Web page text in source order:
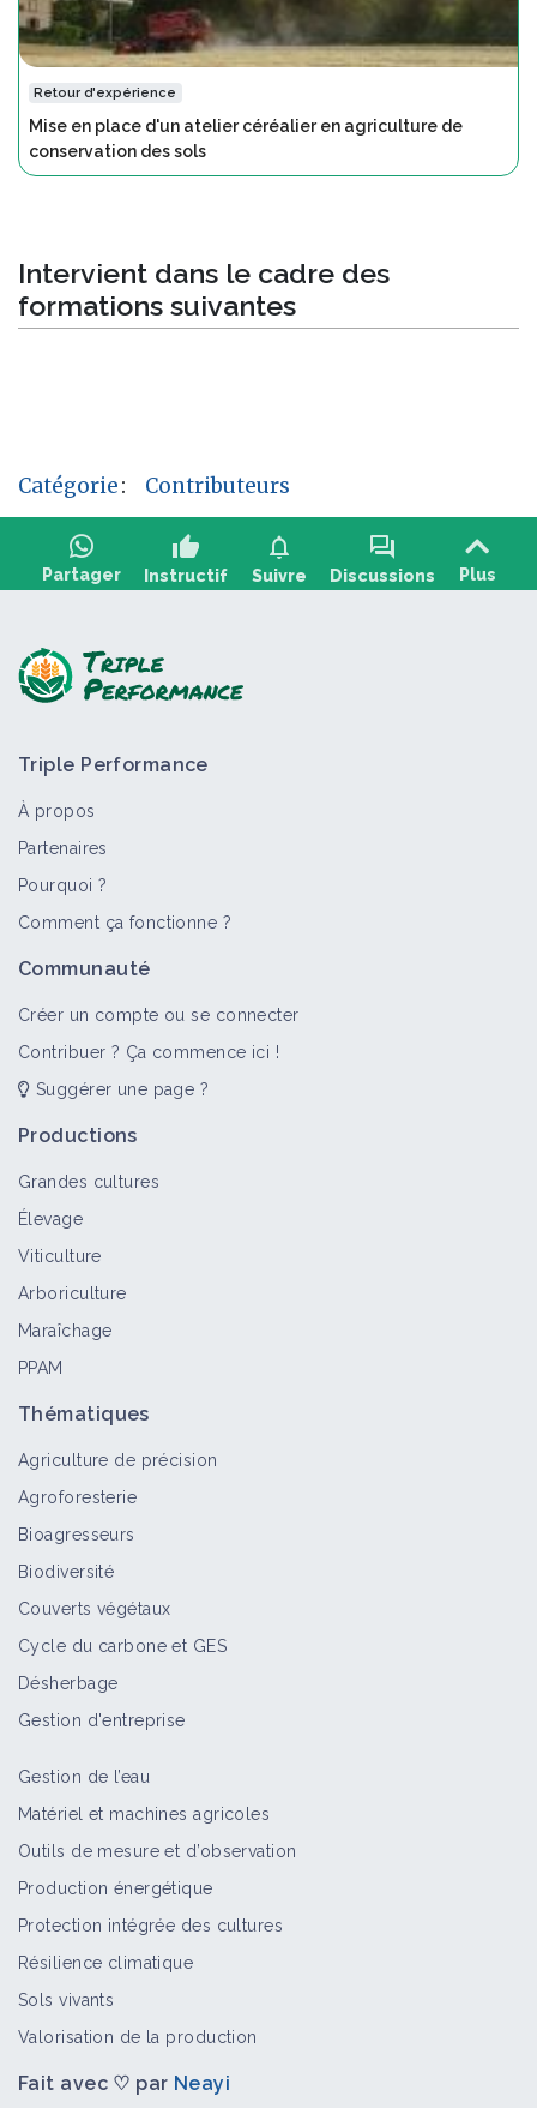
Retour d'expérience
Mise en place d'un atelier céréalier en agriculture de
conservation des sols
Intervient dans le cadre des
formations suivantes
Catégorie: Contributeurs
Partager
thumb_up
Instructif
notifications
Suivre
forum
Discussions Plus
Retour d'expérience
Création d'un atelier de pâtes
Triple Performance
À propos
Partenaires
Pourquoi ?
Comment ça fonctionne ?
Communauté
Créer un compte ou se connecter
Contribuer ? Ça commence ici !
Suggérer une page ?
Productions
Grandes cultures
Élevage
Viticulture
Arboriculture
Maraîchage
PPAM
Thématiques
Agriculture de précision
Agroforesterie
Bioagresseurs
Biodiversité
Couverts végétaux
Cycle du carbone et GES
Désherbage
Gestion d'entreprise
Gestion de l’eau
Matériel et machines agricoles
Outils de mesure et d’observation
Production énergétique
Protection intégrée des cultures
Résilience climatique
Sols vivants
Valorisation de la production
Fait avec ♡ par Neayi